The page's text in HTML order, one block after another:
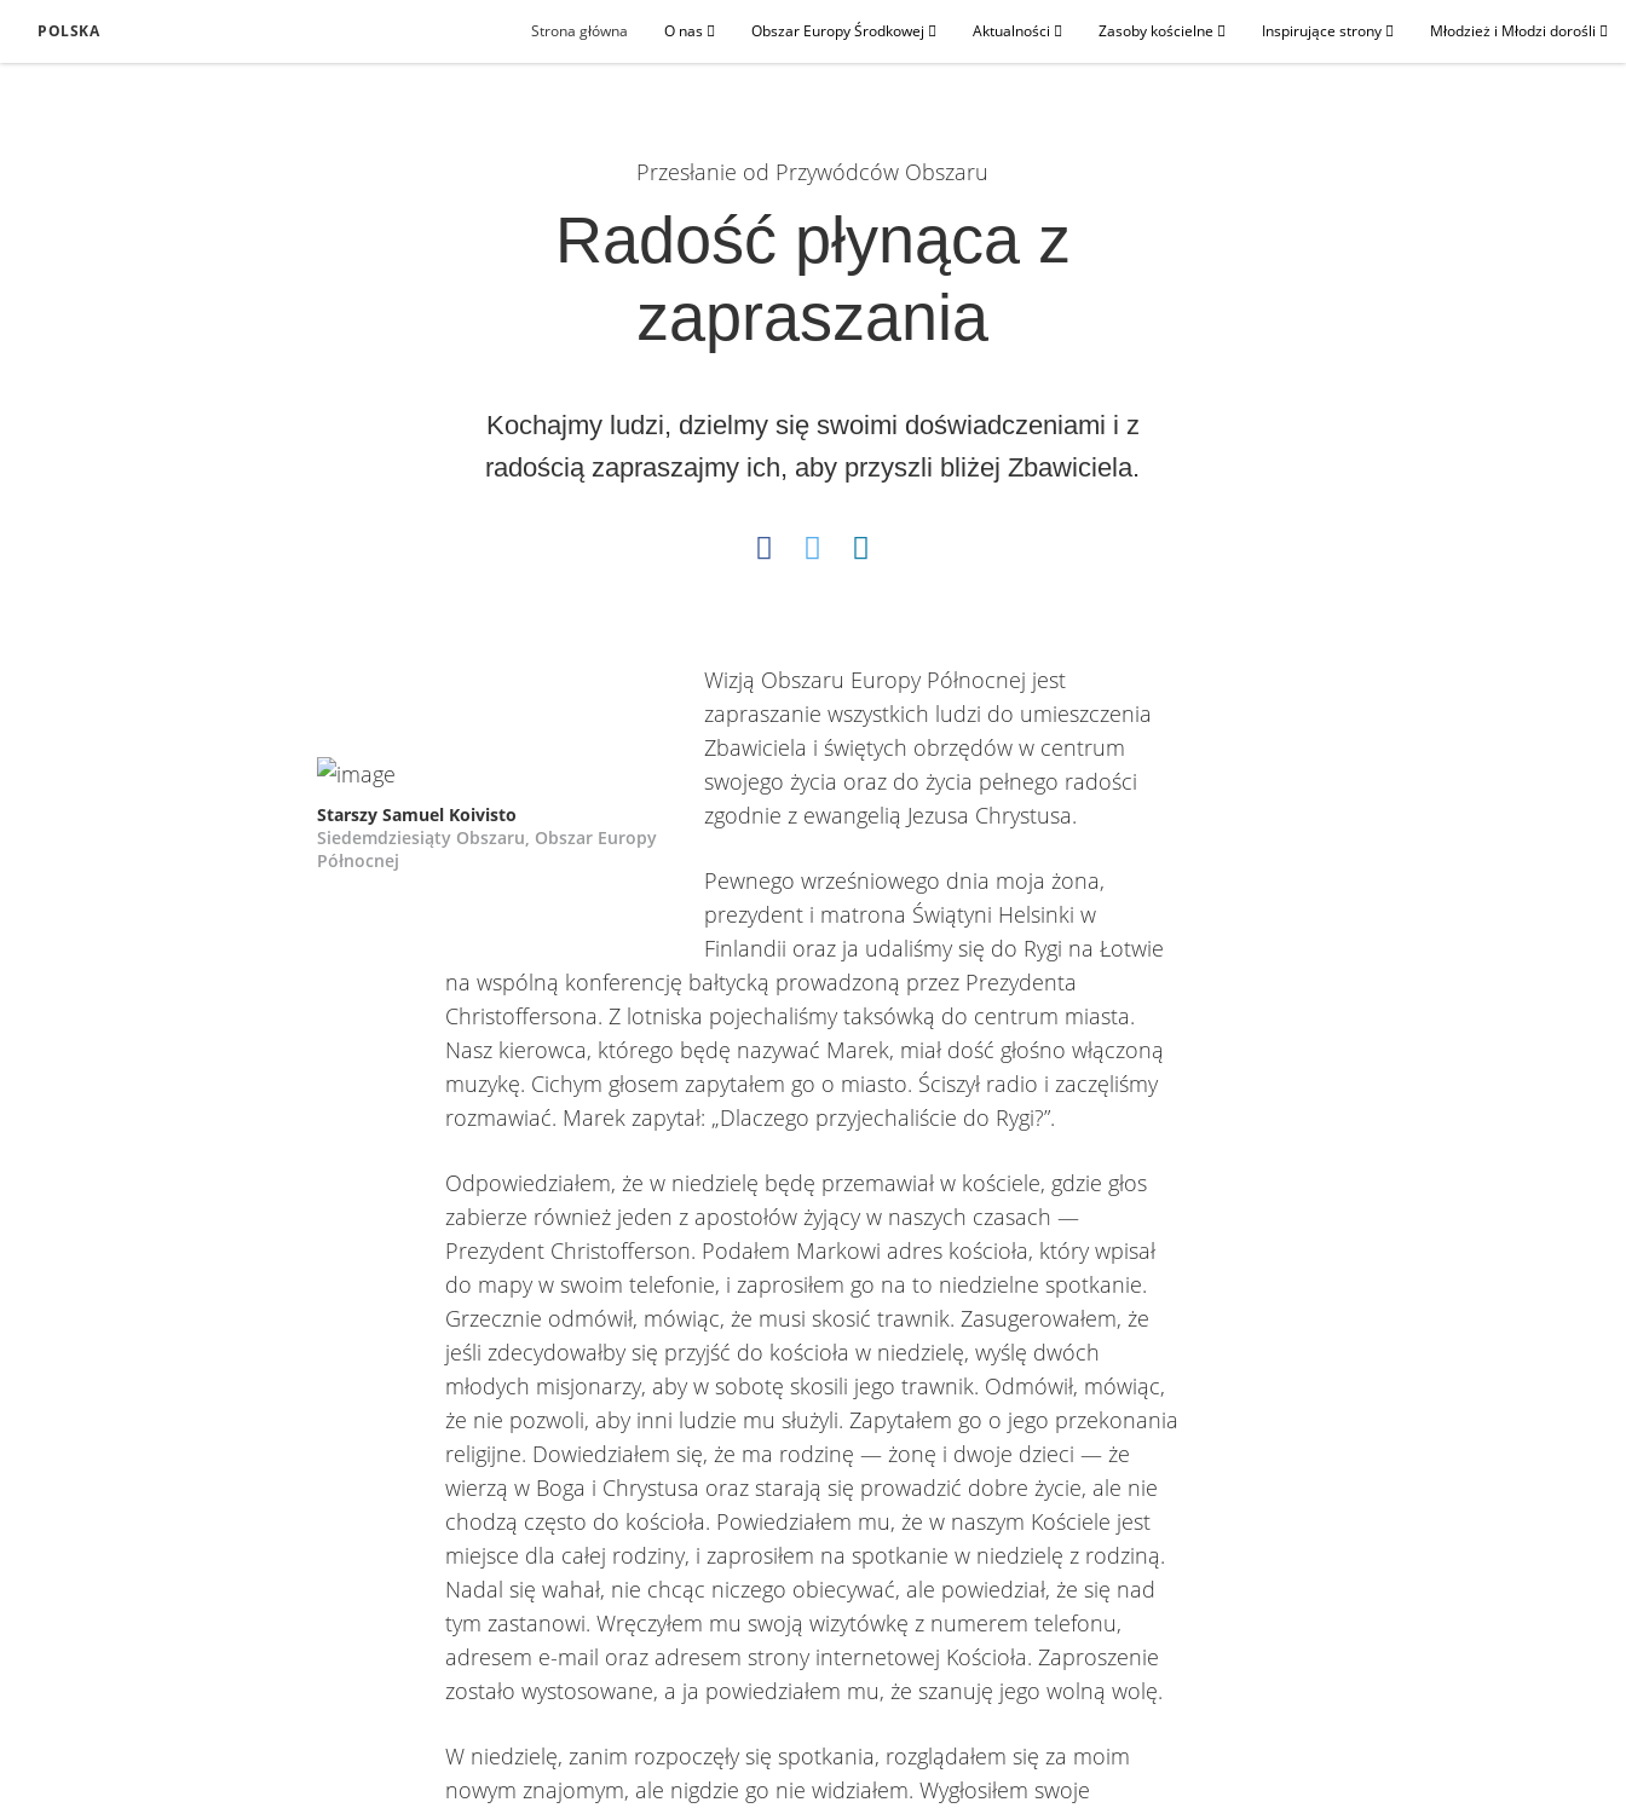
POLSKA Strona główna O nas Obszar Europy Środkowej Aktualności Zasoby kościelne Inspirujące strony Młodzież i Młodzi dorośli
Przesłanie od Przywódców Obszaru
Radość płynąca z
zapraszania
Kochajmy ludzi, dzielmy się swoimi doświadczeniami i z
radością zapraszajmy ich, aby przyszli bliżej Zbawiciela.
Starszy Samuel Koivisto
Siedemdziesiąty Obszaru, Obszar Europy
Północnej
Wizją Obszaru Europy Północnej jest
zapraszanie wszystkich ludzi do umieszczenia
Zbawiciela i świętych obrzędów w centrum
swojego życia oraz do życia pełnego radości
zgodnie z ewangelią Jezusa Chrystusa.
Pewnego wrześniowego dnia moja żona,
prezydent i matrona Świątyni Helsinki w
Finlandii oraz ja udaliśmy się do Rygi na Łotwie
na wspólną konferencję bałtycką prowadzoną przez Prezydenta
Christoffersona. Z lotniska pojechaliśmy taksówką do centrum miasta.
Nasz kierowca, którego będę nazywać Marek, miał dość głośno włączoną
muzykę. Cichym głosem zapytałem go o miasto. Ściszył radio i zaczęliśmy
rozmawiać. Marek zapytał: „Dlaczego przyjechaliście do Rygi?”.
Odpowiedziałem, że w niedzielę będę przemawiał w kościele, gdzie głos
zabierze również jeden z apostołów żyjący w naszych czasach —
Prezydent Christofferson. Podałem Markowi adres kościoła, który wpisał
do mapy w swoim telefonie, i zaprosiłem go na to niedzielne spotkanie.
Grzecznie odmówił, mówiąc, że musi skosić trawnik. Zasugerowałem, że
jeśli zdecydowałby się przyjść do kościoła w niedzielę, wyślę dwóch
młodych misjonarzy, aby w sobotę skosili jego trawnik. Odmówił, mówiąc,
że nie pozwoli, aby inni ludzie mu służyli. Zapytałem go o jego przekonania
religijne. Dowiedziałem się, że ma rodzinę — żonę i dwoje dzieci — że
wierzą w Boga i Chrystusa oraz starają się prowadzić dobre życie, ale nie
chodzą często do kościoła. Powiedziałem mu, że w naszym Kościele jest
miejsce dla całej rodziny, i zaprosiłem na spotkanie w niedzielę z rodziną.
Nadal się wahał, nie chcąc niczego obiecywać, ale powiedział, że się nad
tym zastanowi. Wręczyłem mu swoją wizytówkę z numerem telefonu,
adresem e-mail oraz adresem strony internetowej Kościoła. Zaproszenie
zostało wystosowane, a ja powiedziałem mu, że szanuję jego wolną wolę.
W niedzielę, zanim rozpoczęły się spotkania, rozglądałem się za moim
nowym znajomym, ale nigdzie go nie widziałem. Wygłosiłem swoje